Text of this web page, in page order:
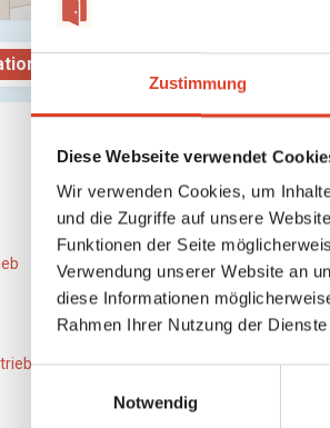
Zustimmung
Diese Webseite verwendet
Wir verwenden Cookies, um
und die Zugriffe auf unsere
Funktionen der Seite
Verwendung unserer Website an
diese Informationen
Rahmen Ihrer Nutzung der
Notwendig
GmbH
Firma/
Wiener